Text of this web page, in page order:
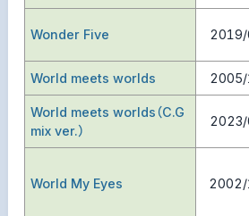
Wonder Five
World meets worlds
World meets worlds（C.G
mix ver.）
World My Eyes